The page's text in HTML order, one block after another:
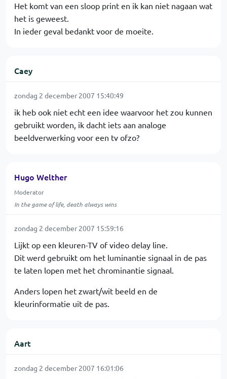
Het komt van een sloop print en ik kan niet nagaan wat
het is geweest.
In ieder geval bedankt voor de moeite.
Caey
zondag 2 december 2007 15:40:49
ik heb ook niet echt een idee waarvoor het zou kunnen
gebruikt worden, ik dacht iets aan analoge
beeldverwerking voor een tv ofzo?
Hugo Welther
Moderator
In the game of life, death always wins
zondag 2 december 2007 15:59:16
Lijkt op een kleuren-TV of video delay line.
Dit werd gebruikt om het luminantie signaal in de pas
te laten lopen met het chrominantie signaal.
Anders lopen het zwart/wit beeld en de
kleurinformatie uit de pas.
Aart
zondag 2 december 2007 16:01:06